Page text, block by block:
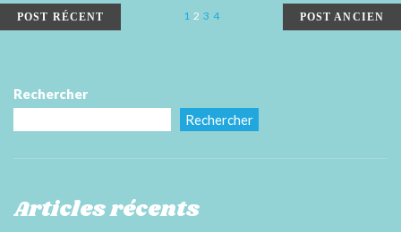
PAGINATION
PUBLICATIONS
POST RÉCENT 1 2 3 4 POST ANCIEN
Rechercher
Rechercher
Articles récents